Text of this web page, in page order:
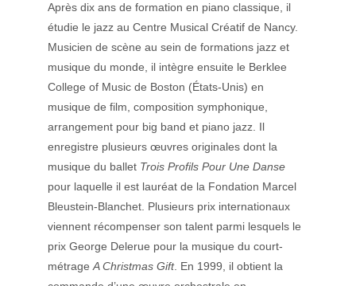
Après dix ans de formation en piano classique, il
étudie le jazz au Centre Musical Créatif de Nancy.
Musicien de scène au sein de formations jazz et
musique du monde, il intègre ensuite le Berklee
College of Music de Boston (États-Unis) en
musique de film, composition symphonique,
arrangement pour big band et piano jazz. Il
enregistre plusieurs œuvres originales dont la
musique du ballet Trois Profils Pour Une Danse
pour laquelle il est lauréat de la Fondation Marcel
Bleustein-Blanchet. Plusieurs prix internationaux
viennent récompenser son talent parmi lesquels le
prix George Delerue pour la musique du court-
métrage A Christmas Gift. En 1999, il obtient la